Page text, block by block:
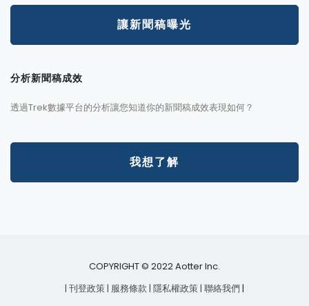
讓新聞稿曝光
分析新聞稿成效
透過Trek數據平台的分析讓您知道你的新聞稿成效表現如何？
我想了解
COPYRIGHT © 2022 Aotter Inc.
| 刊登政策| 服務條款| 隱私權政策| 聯絡我們 |